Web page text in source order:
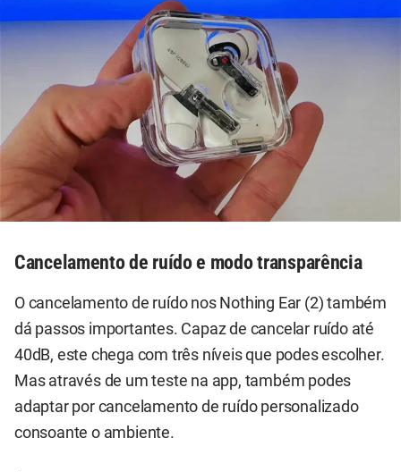
Cancelamento de ruído e modo transparência
O cancelamento de ruído nos Nothing Ear (2) também
dá passos importantes. Capaz de cancelar ruído até
40dB, este chega com três níveis que podes escolher.
Mas através de um teste na app, também podes
adaptar por cancelamento de ruído personalizado
consoante o ambiente.